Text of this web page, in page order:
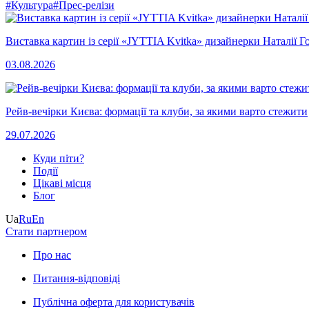
#Культура#Прес-релізи
Виставка картин із серії «JYTTIA Kvitka» дизайнерки Наталії
03.08.2026
Рейв-вечірки Києва: формації та клуби, за якими варто стежити
29.07.2026
Куди піти?
Події
Цікаві місця
Блог
UaRuEn
Стати партнером
Про нас
Питання-відповіді
Публічна оферта для користувачів